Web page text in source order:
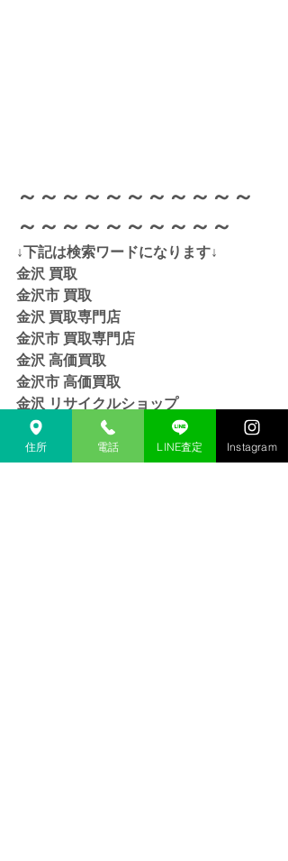
～～～～～～～～～～～
～～～～～～～～～～
↓下記は検索ワードになります↓
金沢 買取
金沢市 買取
金沢 買取専門店
金沢市 買取専門店
金沢 高価買取
金沢市 高価買取
金沢 リサイクルショップ
金沢市 リサイクルショップ
金沢 貴金属 買取
金沢市 貴金属 買取
住所 電話 LINE査定 Instagram